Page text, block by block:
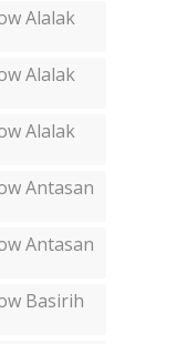
Alalak
Alalak
Alalak
Antasan
Antasan
Basirih